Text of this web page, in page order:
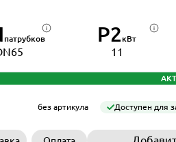
патрубков P2кВт
11
без артикула Доступен для